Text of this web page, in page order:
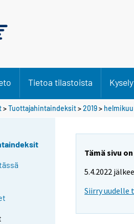
Tietoa tilastoista
>Tuottajahintaindeksit>2019> helmikuu
Tämä sivu
5.4.2022
Siirry uudelle